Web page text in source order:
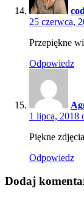
25 czerwca,
Przepiękne
Odpowiedz
1 lipca, 2018
Piękne
Odpowiedz
Dodaj